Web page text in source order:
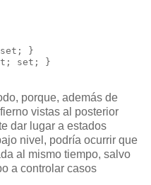
}
set; }
porque, además de
vistas al posterior
dar lugar a estados
nivel, podría ocurrir que
al mismo tiempo, salvo
a controlar casos